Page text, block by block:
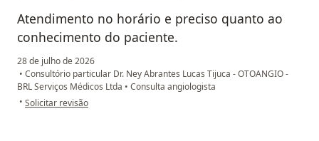
Atendimento no horário e preciso quanto ao
conhecimento do paciente.
28 de julho de 2026
• Consultório particular Dr. Ney Abrantes Lucas Tijuca - OTOANGIO -
BRL Serviços Médicos Ltda • Consulta angiologista
• na opinião do utilizador Vera
Solicitar revisão